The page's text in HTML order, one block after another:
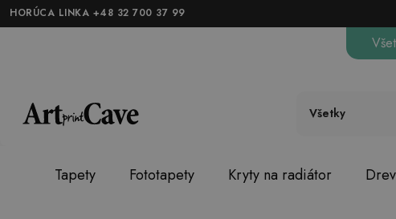
HORÚCA LINKA +48 32 700 37 99
Všetky
Tapety Fototapety Kryty na radiátor